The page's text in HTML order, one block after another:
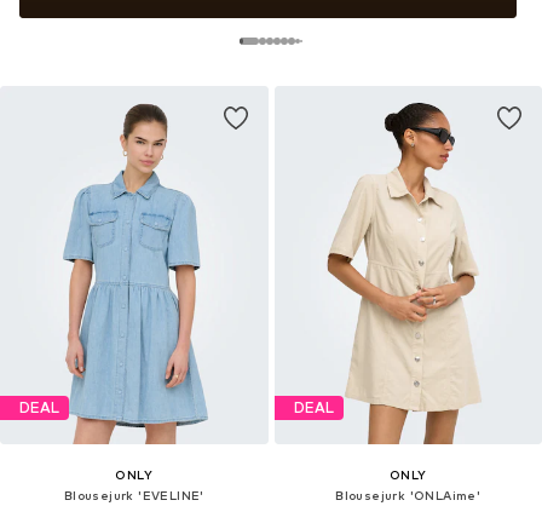
DEAL
ONLY
Blousejurk 'EVELINE'
DEAL
ONLY
Blousejurk 'ONLAime'